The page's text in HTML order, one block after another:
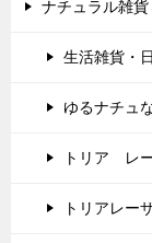
ナチュラル雑貨
生活雑貨・
ゆるナチュ
トリア レ
トリアレー